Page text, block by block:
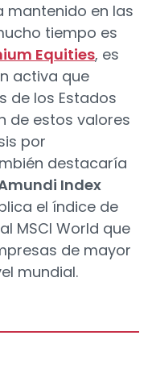
mantenido en las
tiempo es
Equities, es
activa que
de los Estados
de estos valores
por
destacaría
Index
el índice de
MSCI World que
de mayor
mundial.